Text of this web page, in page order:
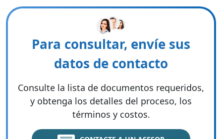
Para consultar, envíe sus
datos de contacto
Consulte la lista de documentos requeridos,
y obtenga los detalles del proceso, los
términos y costos.